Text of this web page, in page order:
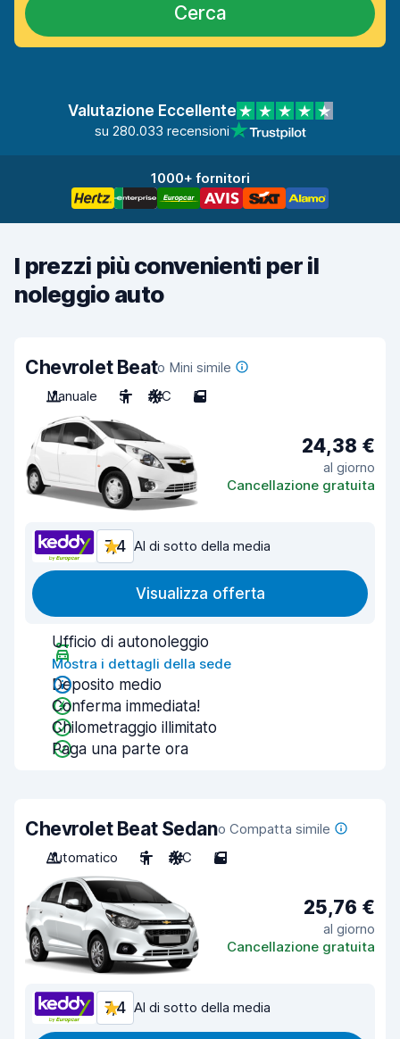
Cerca
Valutazione Eccellente
su 280.033 recensioni
1000+ fornitori
I prezzi più convenienti per il
noleggio auto
Chevrolet Beato Mini simile
Manuale
5 A/C 5
24,38 €
al giorno
Cancellazione gratuita
7,4 Al di sotto della media
Visualizza offerta
Ufficio di autonoleggio
Mostra i dettagli della sede
Deposito medio
Conferma immediata!
Chilometraggio illimitato
Paga una parte ora
Chevrolet Beat Sedano Compatta simile
Automatico
5 A/C 5
25,76 €
al giorno
Cancellazione gratuita
7,4 Al di sotto della media